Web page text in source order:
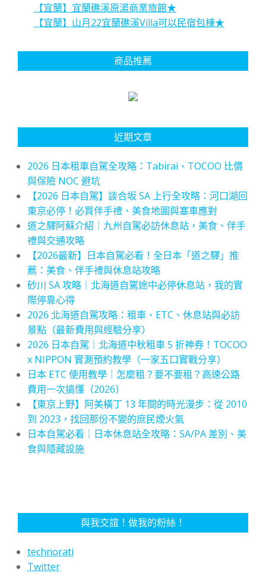
【宜蘭】宜蘭礁溪原湯商業旅館★
【宜蘭】山月22宜蘭礁溪Villa可以民宿包棟★
商品推薦
近期文章
2026 日本租車自駕全攻略：Tabirai、TOCOO 比價
與保險 NOC 避坑
【2026 日本自駕】談合坂 SA 上行全攻略：河口湖回
東京必停！必買伴手禮、美食地圖與塞車應對
道之驛阿蘇介紹｜九州自駕必訪休息站，美食、伴手
禮與交通攻略
【2026最新】日本自駕必看！全日本「道之驛」推
薦：美食、伴手禮與休息站攻略
砂川 SA 攻略｜北海道自駕途中必停休息站，我的實
際停靠心得
2026 北海道自駕攻略：租車、ETC、休息站與必訪
景點（最新費用與經驗分享）
2026 日本自駕｜北海道中秋租車 5 折神券！TOCOO
x NIPPON 實測預約教學（一家五口實戰分享）
日本 ETC 使用教學｜怎麼租？要不要租？高速公路
費用一次搞懂（2026）
【東京上野】阿美橫丁 13 年間的時光漫步：從 2010
到 2023，找回那份不變的庶民煙火氣
日本自駕必看｜日本休息站全攻略：SA/PA 差別、美
食與隱藏設施
與我交誼！做我的粉絲！
technorati
Twitter